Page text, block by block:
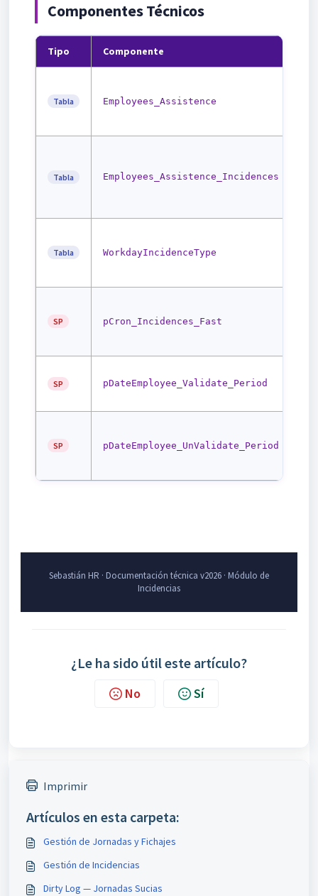
Componentes Técnicos
Tipo Componente
Tabla Employees_Assistence
Tabla Employees_Assistence_Incidences
Tabla WorkdayIncidenceType
SP pCron_Incidences_Fast
SP pDateEmployee_Validate_Period
SP pDateEmployee_UnValidate_Period
Sebastián HR · Documentación técnica v2026 · Módulo de
Incidencias
¿Le ha sido útil este artículo?
No Sí
Imprimir
Artículos en esta carpeta:
Gestión de Jornadas y Fichajes
Gestión de Incidencias
Dirty Log — Jornadas Sucias